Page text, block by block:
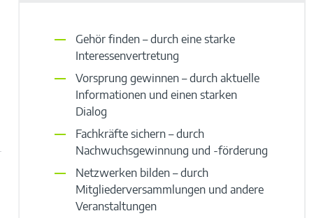
Gehör finden – durch eine starke
Interessenvertretung
Vorsprung gewinnen – durch aktuelle
Informationen und einen starken
Dialog
Fachkräfte sichern – durch
Nachwuchsgewinnung und -förderung
Netzwerken bilden – durch
Mitgliederversammlungen und andere
Veranstaltungen